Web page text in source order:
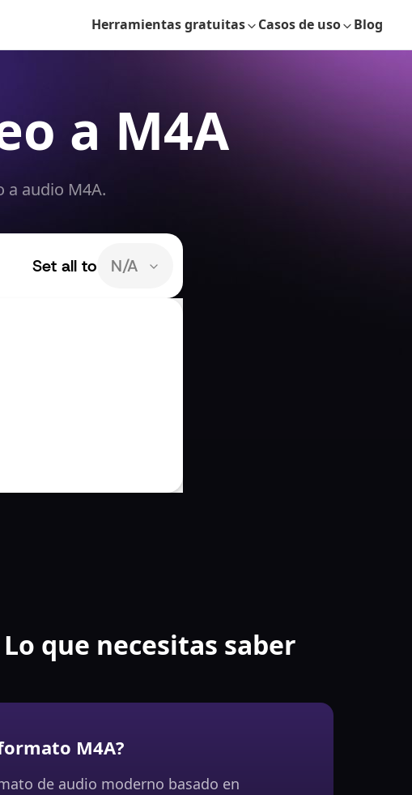
Herramientas gratuitas Casos de uso Blog
a M4A
audio M4A.
que necesitas saber
M4A?
de audio moderno basado en